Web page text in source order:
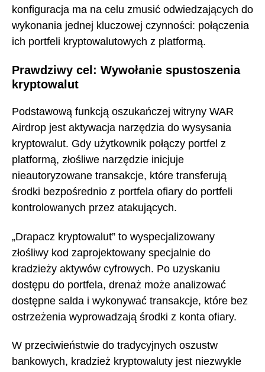
konfiguracja ma na celu zmusić odwiedzających do
wykonania jednej kluczowej czynności: połączenia
ich portfeli kryptowalutowych z platformą.
Prawdziwy cel: Wywołanie spustoszenia
kryptowalut
Podstawową funkcją oszukańczej witryny WAR
Airdrop jest aktywacja narzędzia do wysysania
kryptowalut. Gdy użytkownik połączy portfel z
platformą, złośliwe narzędzie inicjuje
nieautoryzowane transakcje, które transferują
środki bezpośrednio z portfela ofiary do portfeli
kontrolowanych przez atakujących.
„Drapacz kryptowalut” to wyspecjalizowany
złośliwy kod zaprojektowany specjalnie do
kradzieży aktywów cyfrowych. Po uzyskaniu
dostępu do portfela, drenaż może analizować
dostępne salda i wykonywać transakcje, które bez
ostrzeżenia wyprowadzają środki z konta ofiary.
W przeciwieństwie do tradycyjnych oszustw
bankowych, kradzież kryptowaluty jest niezwykle